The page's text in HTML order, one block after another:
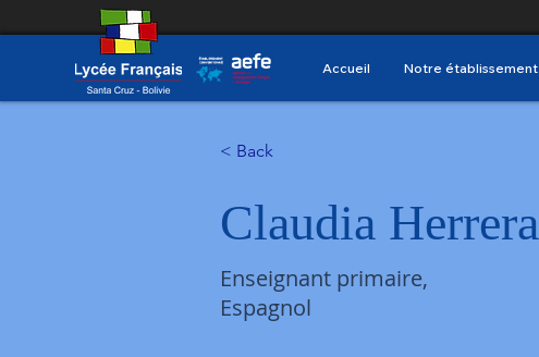
Accueil Notre établissement
< Back
Claudia Herrera
Enseignant primaire,
Espagnol